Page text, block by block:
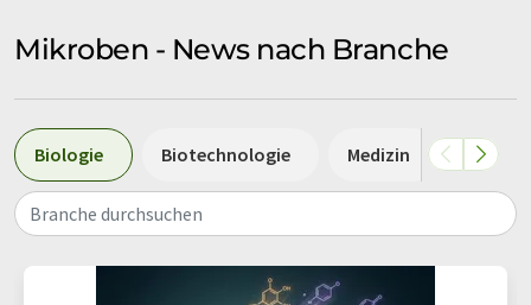
Mikroben - News nach Branche
Biologie Biotechnologie Medizin Chemie
Branche durchsuchen